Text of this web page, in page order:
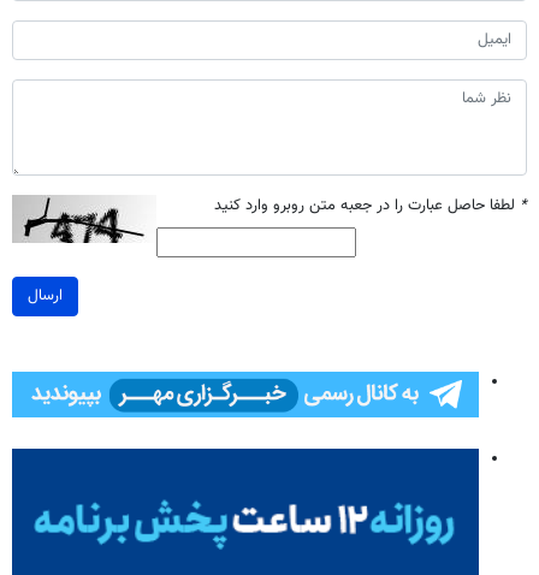
* لطفا حاصل عبارت را در جعبه متن روبرو وارد کنید
ارسال